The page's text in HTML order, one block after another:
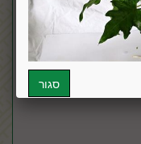
עינן מסרקני (אריופס)